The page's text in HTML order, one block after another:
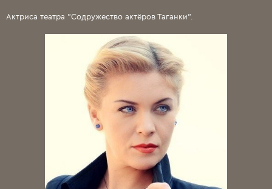
Актриса театра "Содружество актёров Таганки".